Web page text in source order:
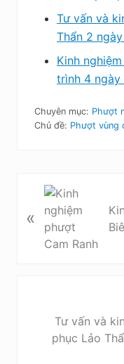
Tư vấn và
Thẩn 2
Kinh
trình 4 ngày
Chuyên mục: Phượt
Chủ đề: Phượt vùng
i
«
Tư vấn và
phục Lảo